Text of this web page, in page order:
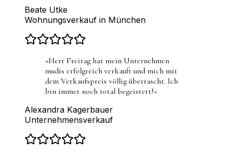
Beate Utke
Wohnungsverkauf in München
»Herr Freitag hat mein Unternehmen
mudis erfolgreich verkauft und mich mit
dem Verkaufspreis völlig überrascht. Ich
bin immer noch total begeistert!«
Alexandra Kagerbauer
Unternehmensverkauf